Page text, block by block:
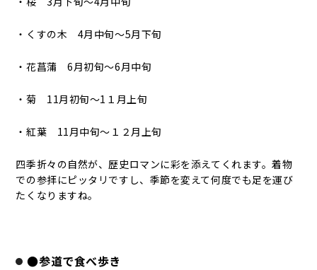
・くすの木 4月中旬～5月下旬
・花菖蒲 6月初旬～6月中旬
・菊 11月初旬～1１月上旬
・紅葉 11月中旬～１２月上旬
四季折々の自然が、歴史ロマンに彩を添えてくれます。着物
での参拝にピッタリですし、季節を変えて何度でも足を運び
たくなりますね。
●参道で食べ歩き